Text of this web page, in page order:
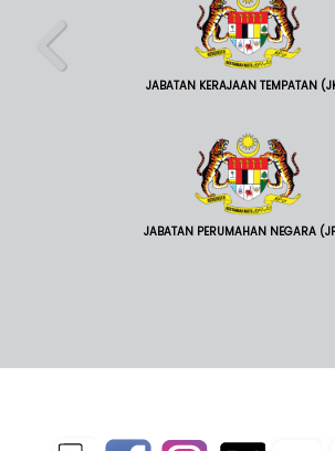
JABATAN KERAJAAN TEMPATAN
JABATAN PERUMAHAN NEGARA